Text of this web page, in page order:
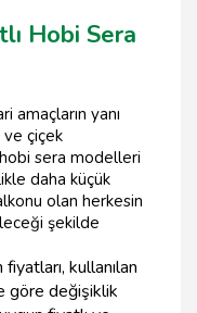
Hobi Sera
amaçların yanı
ve çiçek
sera modelleri
daha küçük
olan herkesin
şekilde
fiyatları, kullanılan
göre değişiklik